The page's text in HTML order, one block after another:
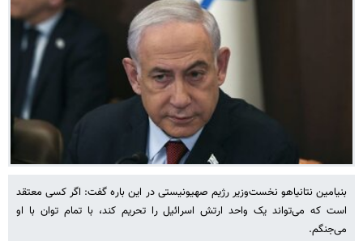
بنیامین نتانیاهو نخست‌وزیر رژیم صهیونیستی در این باره گفت: اگر کسی معتقد
است که می‌تواند یک واحد ارتش اسرائیل را تحریم کند، با تمام توان با او
می‌جنگم.